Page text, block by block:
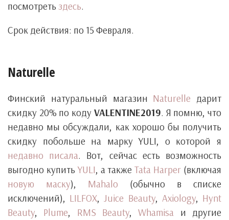
посмотреть здесь.
Срок действия: по 15 Февраля.
Naturelle
Финский натуральный магазин Naturelle дарит
скидку 20% по коду VALENTINE2019. Я помню, что
недавно мы обсуждали, как хорошо бы получить
скидку побольше на марку YULI, о которой я
недавно писала. Вот, сейчас есть возможность
выгодно купить YULI, а такжеTata Harper (включая
новую маску), Mahalo (обычно в списке
исключений), LILFOX,Juice Beauty, Axiology, Hynt
Beauty, Plume, RMS Beauty,Whamisa и другие